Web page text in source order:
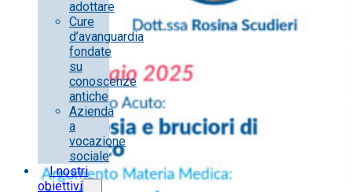
adottare
Cure
d’avanguardia
fondate
su
conoscenze
antiche
Azienda
a
vocazione
sociale
I nostri
obiettivi